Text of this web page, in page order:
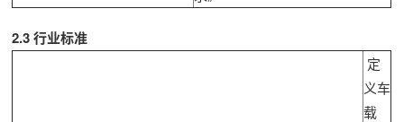
2.3 行业标准
定
义车
载